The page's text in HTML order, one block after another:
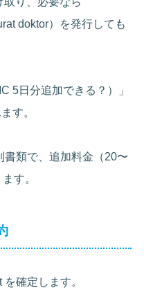
doktor）を発行しても
5日分追加できる？）」
す。
書類で、追加料金（20〜
す。
確定します。